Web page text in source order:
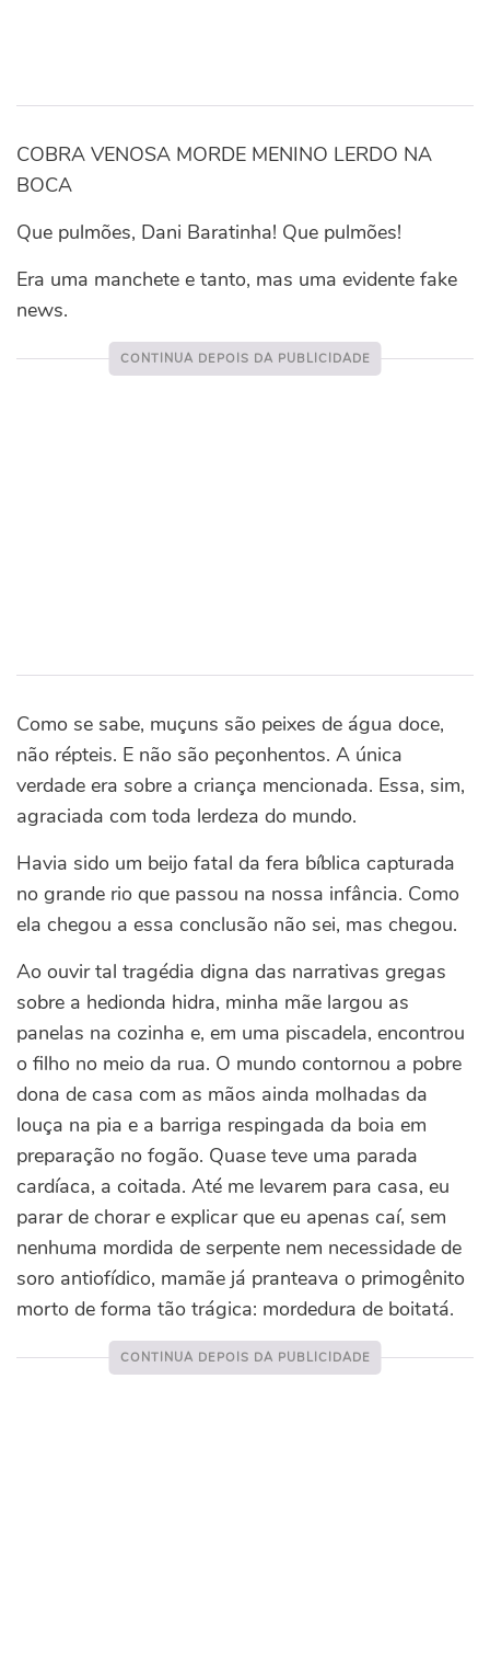
COBRA VENOSA MORDE MENINO LERDO NA
BOCA
Que pulmões, Dani Baratinha! Que pulmões!
Era uma manchete e tanto, mas uma evidente fake
news.
Como se sabe, muçuns são peixes de água doce,
não répteis. E não são peçonhentos. A única
verdade era sobre a criança mencionada. Essa, sim,
agraciada com toda lerdeza do mundo.
Havia sido um beijo fatal da fera bíblica capturada
no grande rio que passou na nossa infância. Como
ela chegou a essa conclusão não sei, mas chegou.
Ao ouvir tal tragédia digna das narrativas gregas
sobre a hedionda hidra, minha mãe largou as
panelas na cozinha e, em uma piscadela, encontrou
o filho no meio da rua. O mundo contornou a pobre
dona de casa com as mãos ainda molhadas da
louça na pia e a barriga respingada da boia em
preparação no fogão. Quase teve uma parada
cardíaca, a coitada. Até me levarem para casa, eu
parar de chorar e explicar que eu apenas caí, sem
nenhuma mordida de serpente nem necessidade de
soro antiofídico, mamãe já pranteava o primogênito
morto de forma tão trágica: mordedura de boitatá.